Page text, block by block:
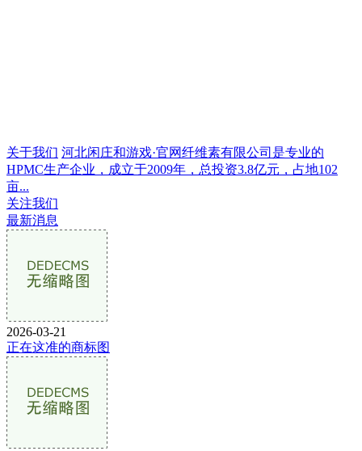
关于我们 河北闲庄和游戏·官网纤维素有限公司是专业的
HPMC生产企业，成立于2009年，总投资3.8亿元，占地102
亩...
关注我们
最新消息
2026-03-21
正在这准的商标图